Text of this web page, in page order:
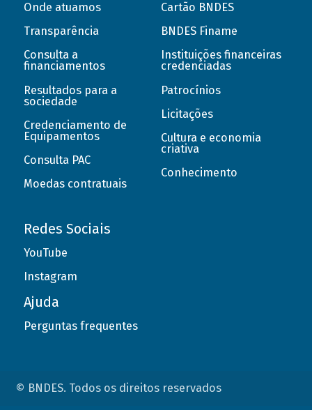
Onde atuamos
Transparência
Consulta a
financiamentos
Resultados para a
sociedade
Credenciamento de
Equipamentos
Consulta PAC
Moedas contratuais
Cartão BNDES
BNDES Finame
Instituições financeiras
credenciadas
Patrocínios
Licitações
Cultura e economia
criativa
Conhecimento
Redes Sociais
YouTube
Instagram
Ajuda
Perguntas frequentes
© BNDES. Todos os direitos reservados